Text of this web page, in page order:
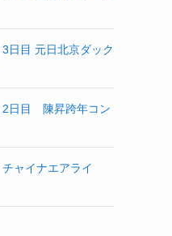
目 元日北京ダック
日目 陳昇跨年コン
ャイナエアライ